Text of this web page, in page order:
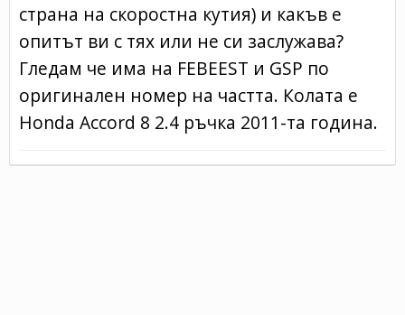
страна на скоростна кутия) и какъв е
опитът ви с тях или не си заслужава?
Гледам че има на FEBEEST и GSP по
оригинален номер на частта. Колата е
Honda Accord 8 2.4 ръчка 2011-та година.